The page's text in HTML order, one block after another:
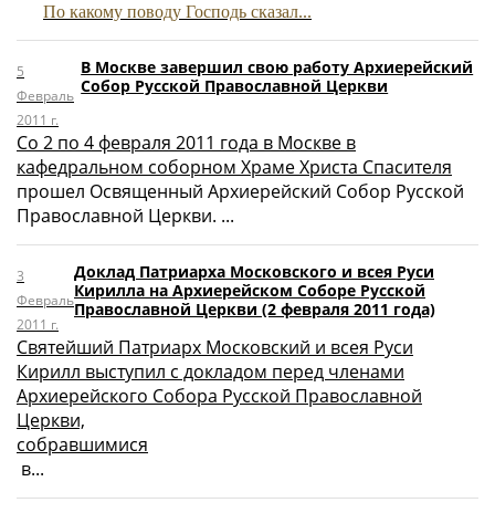
По какому поводу Господь сказал...
5
Февраль
2011 г.
В Москве завершил свою работу Архиерейский
Собор Русской Православной Церкви
Со 2 по 4 февраля 2011 года в Москве в
кафедральном соборном Храме Христа Спасителя
прошел Освященный Архиерейский Собор Русской
Православной Церкви. ...
3
Февраль
2011 г.
Доклад Патриарха Московского и всея Руси
Кирилла на Архиерейском Соборе Русской
Православной Церкви (2 февраля 2011 года)
Святейший Патриарх Московский и всея Руси
Кирилл выступил с докладом перед членами
Архиерейского Собора Русской Православной
Церкви,
собравшимися
в...